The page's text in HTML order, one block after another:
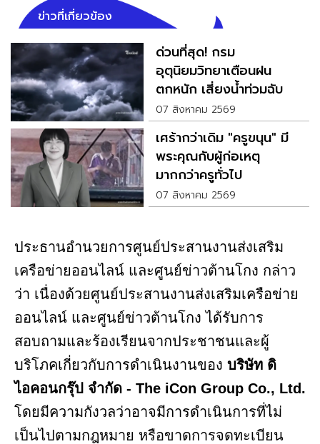
ข่าวที่เกี่ยวข้อง
ด่วนที่สุด! กรม
อุตุนิยมวิทยาเตือนฝน
ตกหนัก เสี่ยงน้ำท่วมฉับ
พลัน
07 สิงหาคม 2569
เศร้ากว่าเดิม "ครูขนุน" มี
พระคุณกับผู้ก่อเหตุ
มากกว่าครูทั่วไป
07 สิงหาคม 2569
ประธานอำนวยการศูนย์ประสานงานส่งเสริม
เครือข่ายออนไลน์ และศูนย์ข่าวต้านโกง กล่าว
ว่า เนื่องด้วยศูนย์ประสานงานส่งเสริมเครือข่าย
ออนไลน์ และศูนย์ข่าวต้านโกง ได้รับการ
สอบถามและร้องเรียนจากประชาชนและผู้
บริโภคเกี่ยวกับการดำเนินงานของ บริษัท ดิ
ไอคอนกรุ๊ป จำกัด - The iCon Group Co., Ltd.
โดยมีความกังวลว่าอาจมีการดำเนินการที่ไม่
เป็นไปตามกฎหมาย หรือขาดการจดทะเบียน